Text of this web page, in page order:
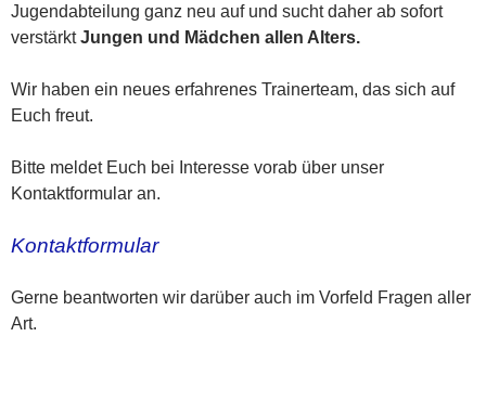
Jugendabteilung ganz neu auf und sucht daher ab sofort
verstärktJungen und Mädchen allen Alters.
Wir haben ein neues erfahrenes Trainerteam, das sich auf
Euch freut.
Bitte meldet Euch bei Interesse vorab über unser
Kontaktformular an.
Kontaktformular
Gerne beantworten wir darüber auch im Vorfeld Fragen aller
Art.